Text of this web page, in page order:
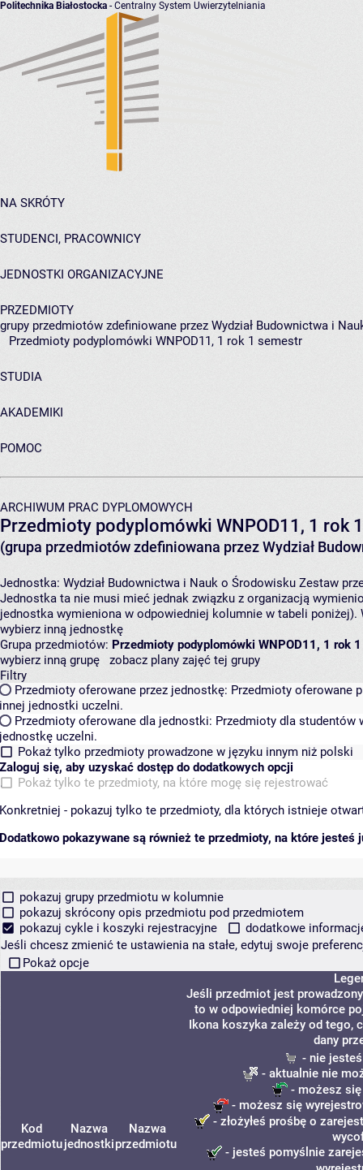
Politechnika Białostocka - Centralny System Uwierzytelniania
NA SKRÓTY
STUDENCI, PRACOWNICY
JEDNOSTKI ORGANIZACYJNE
PRZEDMIOTY
grupy przedmiotów zdefiniowane przez Wydział Budownictwa i
Przedmioty podyplomówki WNPOD11, 1 rok 1 semestr
STUDIA
AKADEMIKI
POMOC
ARCHIWUM PRAC DYPLOMOWYCH
Przedmioty podyplomówki WNPOD11, 1 rok
(grupa przedmiotów zdefiniowana przez Wydział
Jednostka: Wydział Budownictwa i Nauk o Środowisku Zestaw
Jednostka ta nie musi mieć jednak związku z organizacją
jednostka wymieniona w odpowiedniej kolumnie w tabeli
wybierz inną jednostkę
Grupa przedmiotów: Przedmioty podyplomówki WNPOD11, 1 rok
wybierz inną grupę
zobacz plany zajęć tej grupy
Filtry
Przedmioty oferowane przez jednostkę: Przedmioty oferowane
innej jednostki uczelni.
Przedmioty oferowane dla jednostki: Przedmioty dla studentów
jednostkę uczelni.
Pokaż tylko przedmioty prowadzone w języku innym niż polski
Zaloguj się, aby uzyskać dostęp do dodatkowych opcji
Pokaż tylko te przedmioty, na które mogę się rejestrować
Konkretniej - pokazuj tylko te przedmioty, dla których istnieje
Dodatkowo pokazywane są również te przedmioty, na które jesteś
pokazuj grupy przedmiotu w kolumnie
pokazuj skrócony opis przedmiotu pod przedmiotem
pokazuj cykle i koszyki rejestracyjne
dodatkowe
Jeśli chcesz zmienić te ustawienia na stałe, edytuj swoje
Pokaż opcje
Kod
przedmiotu
Nazwa
jednostki
Nazwa
przedmiotu
Jeśli przedmiot jest
to w odpowiedniej komórce
Ikona koszyka zależy od tego,
dany
- nie
- aktualnie nie
- możesz
- możesz się
- złożyłeś prośbę o
- jesteś pomyślnie